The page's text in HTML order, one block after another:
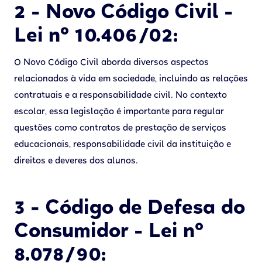
2 - Novo Código Civil -
Lei nº 10.406/02:
O Novo Código Civil aborda diversos aspectos
relacionados à vida em sociedade, incluindo as relações
contratuais e a responsabilidade civil. No contexto
escolar, essa legislação é importante para regular
questões como contratos de prestação de serviços
educacionais, responsabilidade civil da instituição e
direitos e deveres dos alunos.
3 - Código de Defesa do
Consumidor - Lei nº
8.078/90: